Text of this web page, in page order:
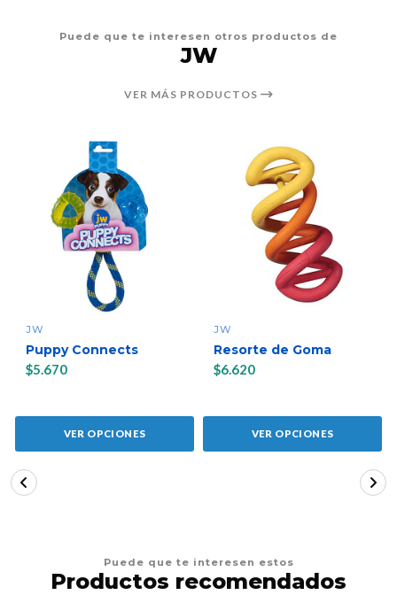
Puede que te interesen otros productos de
JW
VER MÁS PRODUCTOS
JW
Puppy Connects
$5.670
VER OPCIONES
JW
Resorte de Goma
$6.620
VER OPCIONES
Puede que te interesen estos
Productos recomendados